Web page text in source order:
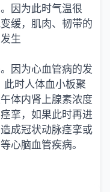
因为此时气温很
缓，肌肉、韧带的
生
因为心血管病的发
时人体血小板聚
体内肾上腺素浓度
挛，如果此时再进
成冠状动脉痉挛或
心脑血管疾病。